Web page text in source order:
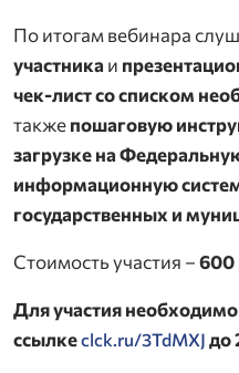
По итогам вебинара
участника и
чек-лист со списком
такжепошаговую
загрузке на
информационную
государственных и
Стоимость участия –600
Для участия
ссылкеclck.ru/3TdMXJ до